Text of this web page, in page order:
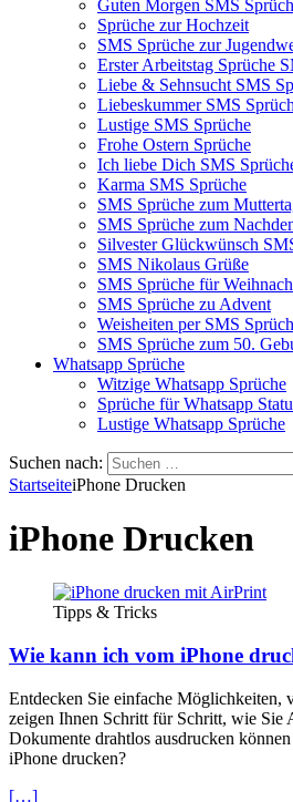
Guten Morgen SMS
Sprüche zur Hochzeit
SMS Sprüche zur
Erster Arbeitstag Sprüche
Liebe & Sehnsucht SMS
Liebeskummer SMS
Lustige SMS Sprüche
Frohe Ostern Sprüche
Ich liebe Dich SMS
Karma SMS Sprüche
SMS Sprüche zum
SMS Sprüche zum
Silvester Glückwünsch
SMS Nikolaus Grüße
SMS Sprüche für
SMS Sprüche zu Advent
Weisheiten per SMS
SMS Sprüche zum 50.
Whatsapp Sprüche
Witzige Whatsapp Sprüche
Sprüche für Whatsapp
Lustige Whatsapp Sprüche
Suchen nach:
StartseiteiPhone Drucken
iPhone Drucken
Tipps & Tricks
Wie kann ich vom iPhone
Entdecken Sie einfache Möglichkeiten,
zeigen Ihnen Schritt für Schritt, wie Sie
Dokumente drahtlos ausdrucken
iPhone drucken?
[…]